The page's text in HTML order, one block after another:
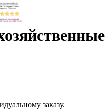
заказу.